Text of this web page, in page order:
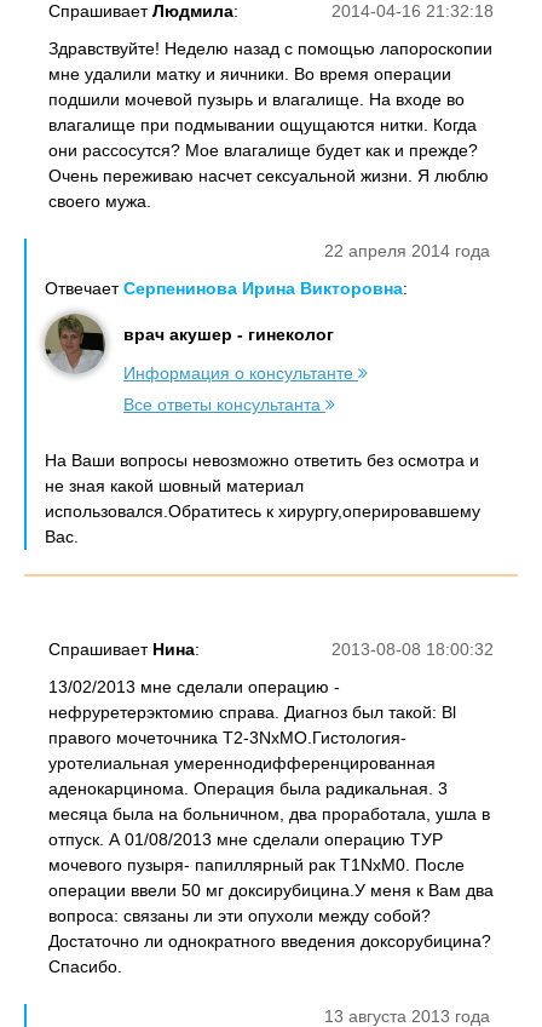
2014-04-16 21:32:18
СпрашиваетЛюдмила:
Здравствуйте! Неделю назад с помощью лапороскопии
мне удалили матку и яичники. Во время операции
подшили мочевой пузырь и влагалище. На входе во
влагалище при подмывании ощущаются нитки. Когда
они рассосутся? Мое влагалище будет как и прежде?
Очень переживаю насчет сексуальной жизни. Я люблю
своего мужа.
22 апреля 2014 года
ОтвечаетСерпенинова Ирина Викторовна:
врач акушер - гинеколог
Информация о консультанте
Все ответы консультанта
На Ваши вопросы невозможно ответить без осмотра и
не зная какой шовный материал
использовался.Обратитесь к хирургу,оперировавшему
Вас.
2013-08-08 18:00:32
Спрашивает Нина:
13/02/2013 мне сделали операцию -
нефруретерэктомию справа. Диагноз был такой: Bl
правого мочеточника T2-3NxMO.Гистология-
уротелиальная умереннодифференцированная
аденокарцинома. Операция была радикальная. 3
месяца была на больничном, два проработала, ушла в
отпуск. А 01/08/2013 мне сделали операцию ТУР
мочевого пузыря- папиллярный рак T1NxM0. После
операции ввели 50 мг доксирубицина.У меня к Вам два
вопроса: связаны ли эти опухоли между собой?
Достаточно ли однократного введения доксорубицина?
Спасибо.
13 августа 2013 года